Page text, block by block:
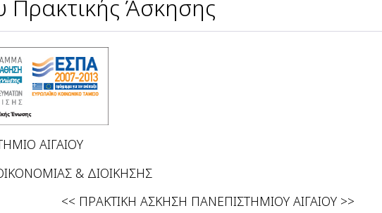
Πρακτικής Άσκησης
ΑΙΓΑΙΟΥ
& ΔΙΟΙΚΗΣΗΣ
<< ΠΡΑΚΤΙΚΗ ΑΣΚΗΣΗ ΠΑΝΕΠΙΣΤΗΜΙΟΥ ΑΙΓΑΙΟΥ >>